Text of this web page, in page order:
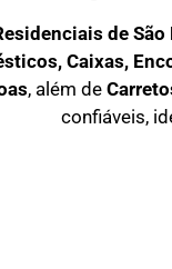
de
Caixas,
, além de C
confiáveis,